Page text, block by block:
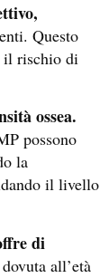
Questo
il rischio di
ossea.
possono
la
il livello
di
all’età